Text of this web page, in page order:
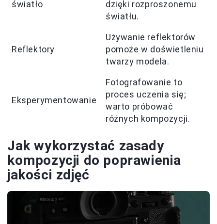
światło
dzięki rozproszonemu
światłu.
Reflektory
Używanie reflektorów
pomoże w doświetleniu
twarzy modela.
Eksperymentowanie
Fotografowanie to
proces uczenia się;
warto próbować
różnych kompozycji.
Jak wykorzystać zasady
kompozycji do poprawienia
jakości zdjęć